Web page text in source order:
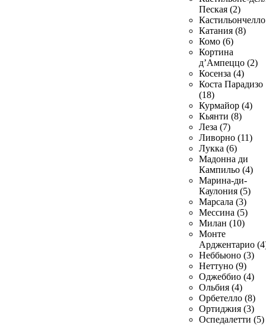
Пеская (2)
Катания (8)
Комо (6)
Кортина
д’Ампеццо (2)
Косенза (4)
Коста Парадизо
(18)
Курмайор (4)
Кьянти (8)
Леза (7)
Ливорно (11)
Лукка (6)
Мадонна ди
Кампильо (4)
Марина-ди-
Каулония (5)
Марсала (3)
Мессина (5)
Милан (10)
Монте
Арджентарио
Неббьюно (3)
Неттуно (9)
Оджеббио (4)
Ольбия (4)
Орбетелло (8)
Ортиджия (3)
Оспедалетти (5)